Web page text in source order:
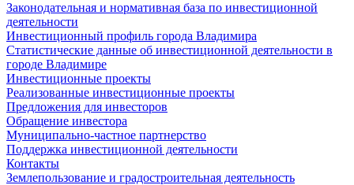
Законодательная и нормативная база по инвестиционной
деятельности
Инвестиционный профиль города Владимира
Статистические данные об инвестиционной деятельности в
городе Владимире
Инвестиционные проекты
Реализованные инвестиционные проекты
Предложения для инвесторов
Обращение инвестора
Муниципально-частное партнерство
Поддержка инвестиционной деятельности
Контакты
Землепользование и градостроительная деятельность